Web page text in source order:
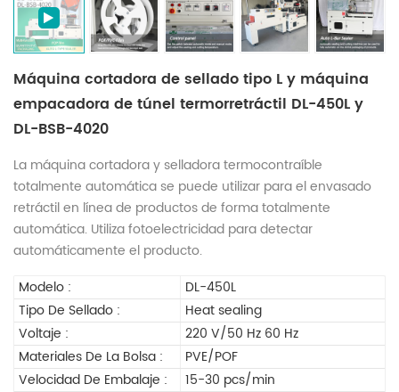
Máquina cortadora de sellado tipo L y máquina
empacadora de túnel termorretráctil DL-450L y
DL-BSB-4020
La máquina cortadora y selladora termocontraíble
totalmente automática se puede utilizar para el envasado
retráctil en línea de productos de forma totalmente
automática. Utiliza fotoelectricidad para detectar
automáticamente el producto.
Modelo :
DL-450L
Tipo De Sellado :
Heat sealing
Voltaje :
220 V/50 Hz 60 Hz
Materiales De La Bolsa :
PVE/POF
Velocidad De Embalaje :
15-30 pcs/min